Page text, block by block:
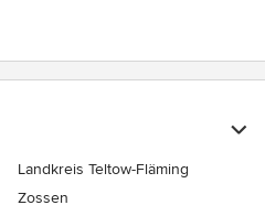
Landkreis Teltow-Fläming
Zossen